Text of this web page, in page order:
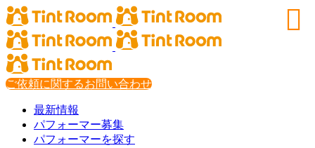
ご依頼に関するお問い合わせ
最新情報
パフォーマー募集
パフォーマーを探す